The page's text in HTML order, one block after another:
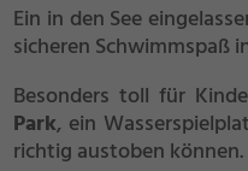
Ein in den See
sicheren Schwimmspaß
Besonders toll für
Park, ein
richtig austoben können.